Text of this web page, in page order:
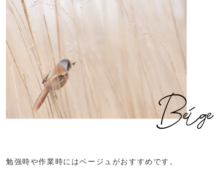
勉強時や作業時にはベージュがおすすめです。